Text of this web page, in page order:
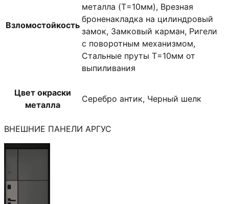
Взломостойкость
металла (T=10мм), Врезная
броненакладка на цилиндровый
замок, Замковый карман, Ригели
с поворотным механизмом,
Стальные пруты T=10мм от
выпиливания
Цвет окраски
металла
Серебро антик, Черный шелк
ВНЕШНИЕ ПАНЕЛИ АРГУС